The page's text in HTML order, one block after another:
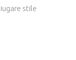
stile